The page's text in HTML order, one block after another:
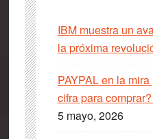
IBM muestra un
la próxima
PAYPAL en la
cifra para
5 mayo, 2026